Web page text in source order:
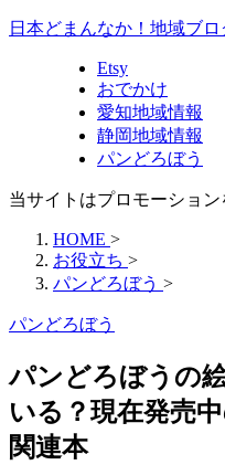
日本どまんなか！地域ブロ
Etsy
おでかけ
愛知地域情報
静岡地域情報
パンどろぼう
当サイトはプロモーション
HOME >
お役立ち >
パンどろぼう >
パンどろぼう
パンどろぼうの
いる？現在発売
関連本